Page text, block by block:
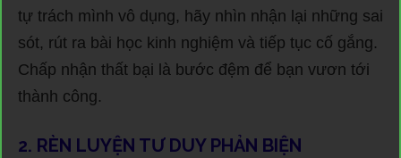
tự trách mình vô dụng, hãy nhìn nhận lại những sai
sót, rút ra bài học kinh nghiệm và tiếp tục cố gắng.
Chấp nhận thất bại là bước đệm để bạn vươn tới
thành công.
2. RÈN LUYỆN TƯ DUY PHẢN BIỆN